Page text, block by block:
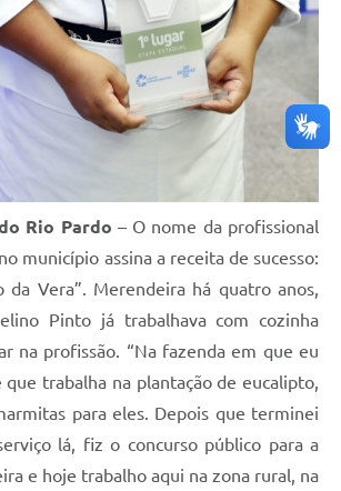
Rio Pardo – O nome da profissional
município assina a receita de sucesso:
da Vera”. Merendeira há quatro anos,
Pinto já trabalhava com cozinha
na profissão. “Na fazenda em que eu
trabalha na plantação de eucalipto,
para eles. Depois que terminei
lá, fiz o concurso público para a
e hoje trabalho aqui na zona rural, na